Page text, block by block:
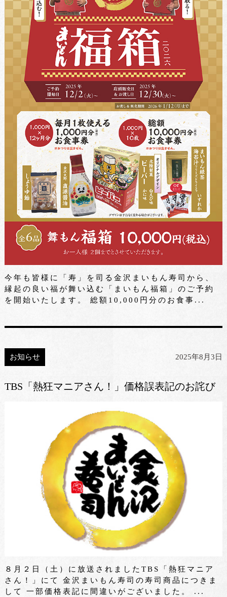
今年も皆様に「寿」を司る金沢まいもん寿司から、
縁起の良い福が舞い込む「まいもん福箱」のご予約
を開始いたします。 総額10,000円分のお食事...
お知らせ 2025年8月3日
TBS「熱狂マニアさん！」価格誤表記のお詫び
８月２日（土）に放送されましたTBS「熱狂マニア
さん！」にて 金沢まいもん寿司の寿司商品につきま
して 一部価格表記に間違いがございました。 ...